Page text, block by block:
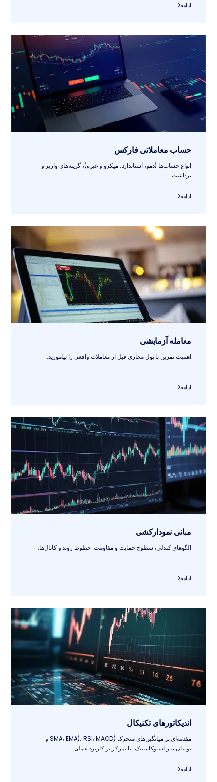
ادامه
حساب معاملاتی فارکس
انواع حساب‌ها (دمو، استاندارد، میکرو و غیره)، گزینه‌های واریز و
برداشت..
ادامه
معامله آزمایشی
اهمیت تمرین با پول مجازی قبل از معاملات واقعی را بیاموزید..
ادامه
مبانی نمودارکشی
الگوهای کندلی، سطوح حمایت و مقاومت، خطوط روند و کانال‌ها..
ادامه
اندیکاتورهای تکنیکال
مقدمه‌ای بر میانگین‌های متحرک (SMA، EMA)، RSI، MACD و
نوسان‌ساز استوکاستیک، با تمرکز بر کاربرد عملی..
ادامه